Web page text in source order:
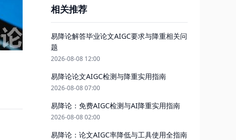
相关推荐
易降论解答毕业论文AIGC要求与降重相关问
题
2026-08-08 12:00
易降论论文AIGC检测与降重实用指南
2026-08-08 07:00
易降论：免费AIGC检测与AI降重实用指南
2026-08-08 02:00
易降论：论文AIGC率降低与工具使用全指南